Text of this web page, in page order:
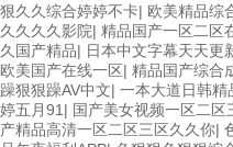
狠久久综合婷婷不卡| 欧美精品综
久久久久影院| 精品国产一区二区
久国产精品| 日本中文字幕天天更
欧美国产在线一区| 精品国产综合
躁狠狠躁AV中文| 一本大道日韩精
婷五月91| 国产美女视频一区二区
产精品高清一区二区三区久久你|